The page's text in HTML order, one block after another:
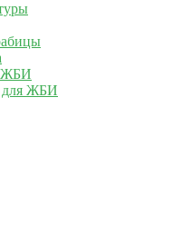
ЖБИ
для ЖБИ